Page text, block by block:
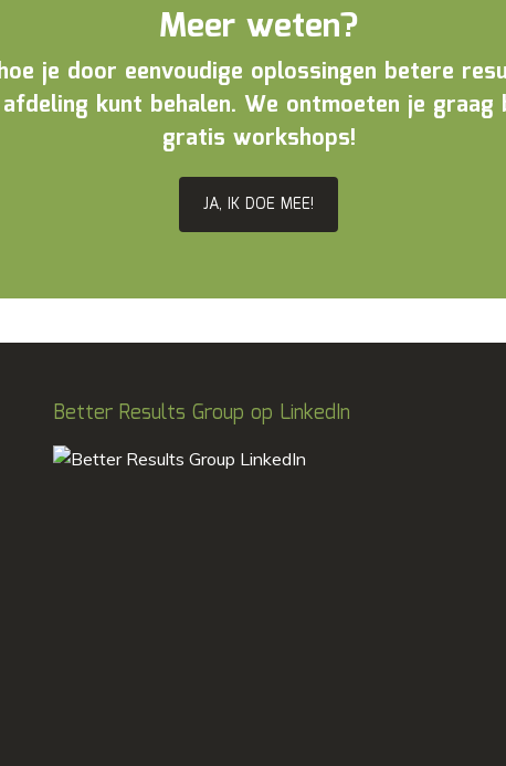
Meer weten?
je door eenvoudige oplossingen betere
kunt behalen. We ontmoeten je graag
gratis workshops!
JA, IK DOE MEE!
Better Results Group op LinkedIn